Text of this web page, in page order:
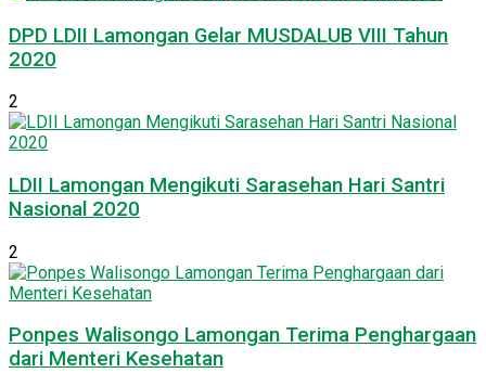
DPD LDII Lamongan Gelar MUSDALUB VIII Tahun
2020
2
LDII Lamongan Mengikuti Sarasehan Hari Santri
Nasional 2020
2
Ponpes Walisongo Lamongan Terima Penghargaan
dari Menteri Kesehatan